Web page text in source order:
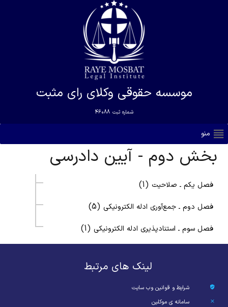
موسسه حقوقی وکلای رای مثبت
شماره ثبت 46088
منو
بخش دوم - آیین دادرسی
فصل يكم ـ‌ صلاحيت (1)
فصل دوم ـ جمع‌آوري ادله الكترونيكي (5)
فصل سوم ـ استنادپذيري ادله الكترونيكي (1)
لینک های مرتبط
شرایط و قوانین وب سایت
سامانه ی موکلین